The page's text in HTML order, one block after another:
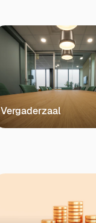
Vergaderzaal